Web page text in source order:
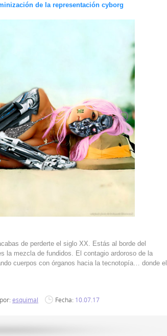
de la representación cyborg
de perderte el siglo XX. Estás al borde del
la mezcla de fundidos. El contagio ardoroso de la
cuerpos con órganos hacia la tecnotopía… donde el
esquimal Fecha: 10.07.17